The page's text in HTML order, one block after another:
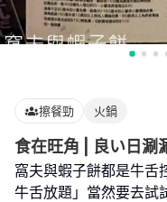
擦餐勁 火鍋
食在旺角 | 良い日涮
窩夫與蝦子餅都是牛舌
牛舌放題」當然要去試